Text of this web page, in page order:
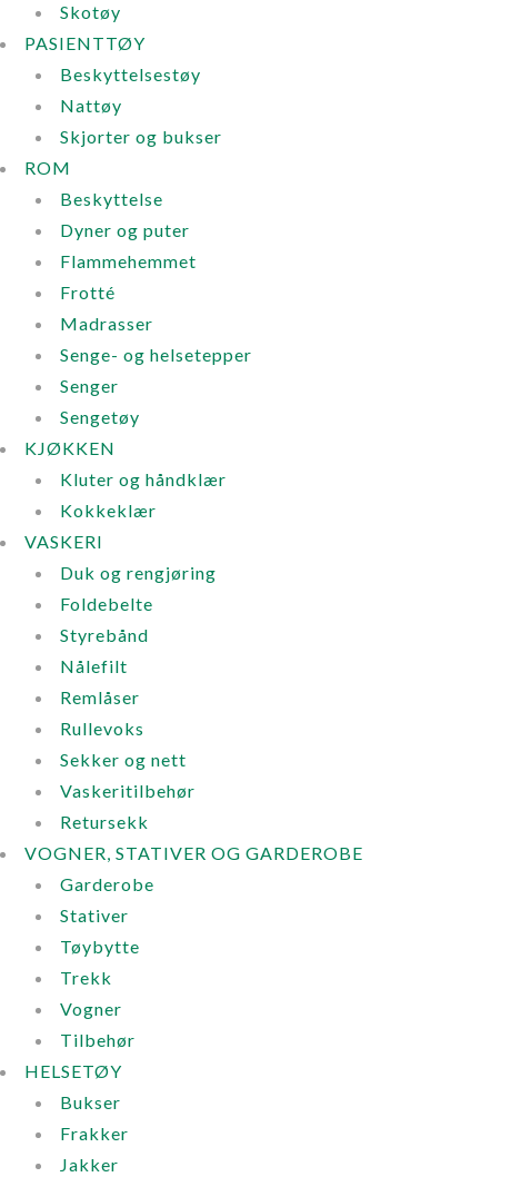
Skotøy
PASIENTTØY
Beskyttelsestøy
Nattøy
Skjorter og bukser
ROM
Beskyttelse
Dyner og puter
Flammehemmet
Frotté
Madrasser
Senge- og helsetepper
Senger
Sengetøy
KJØKKEN
Kluter og håndklær
Kokkeklær
VASKERI
Duk og rengjøring
Foldebelte
Styrebånd
Nålefilt
Remlåser
Rullevoks
Sekker og nett
Vaskeritilbehør
Retursekk
VOGNER, STATIVER OG GARDEROBE
Garderobe
Stativer
Tøybytte
Trekk
Vogner
Tilbehør
HELSETØY
Bukser
Frakker
Jakker